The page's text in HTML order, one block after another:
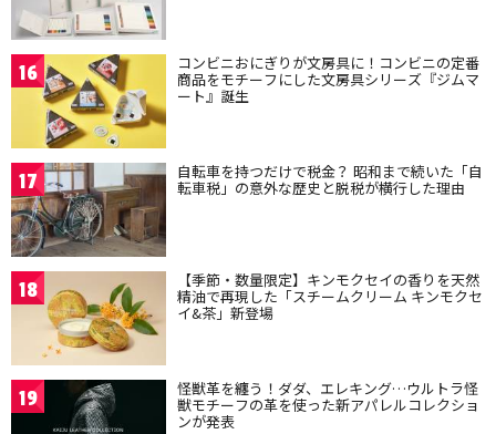
16 コンビニおにぎりが文房具に！コンビニの定番
商品をモチーフにした文房具シリーズ『ジムマ
ート』誕生
17 自転車を持つだけで税金？ 昭和まで続いた「自
転車税」の意外な歴史と脱税が横行した理由
18 【季節・数量限定】キンモクセイの香りを天然
精油で再現した「スチームクリーム キンモクセ
イ&茶」新登場
19 怪獣革を纏う！ダダ、エレキング…ウルトラ怪
獣モチーフの革を使った新アパレルコレクショ
ンが発表